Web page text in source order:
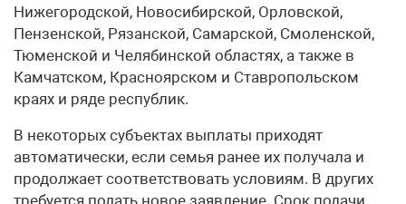
Нижегородской, Новосибирской, Орловской,
Пензенской, Рязанской, Самарской, Смоленской,
Тюменской и Челябинской областях, а также в
Камчатском, Красноярском и Ставропольском
краях и ряде республик.
В некоторых субъектах выплаты приходят
автоматически, если семья ранее их получала и
продолжает соответствовать условиям. В других
требуется подать новое заявление. Срок подачи